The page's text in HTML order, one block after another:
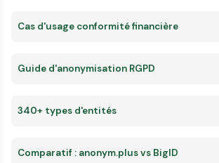
Cas d'usage conformité financière
Guide d'anonymisation RGPD
340+ types d'entités
Comparatif : anonym.plus vs BigID